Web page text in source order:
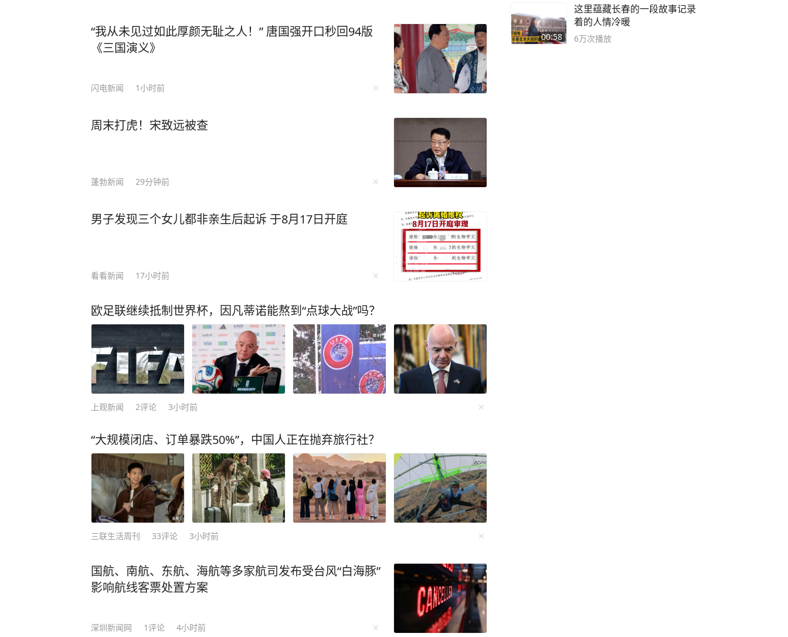
“我从未见过如此厚颜无耻之人！” 唐国强开口秒回94版
《三国演义》
闪电新闻 1小时前
周末打虎！宋致远被查
蓬勃新闻 29分钟前
男子发现三个女儿都非亲生后起诉 于8月17日开庭
看看新闻 17小时前
欧足联继续抵制世界杯，因凡蒂诺能熬到“点球大战”吗？
上观新闻 2评论 3小时前
“大规模闭店、订单暴跌50%”，中国人正在抛弃旅行社？
三联生活周刊 33评论 3小时前
国航、南航、东航、海航等多家航司发布受台风“白海豚”
影响航线客票处置方案
深圳新闻网 1评论 4小时前
00:58
这里蕴藏长春的一段故事记录
着的人情冷暖
6万次播放